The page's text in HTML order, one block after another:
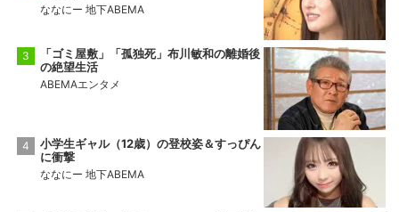
ななにー 地下ABEMA
「ゴミ屋敷」「孤独死」布川敏和の離婚後
の絶望生活
ABEMAエンタメ
小学生ギャル（12歳）の登校姿＆すっぴん
に衝撃
ななにー 地下ABEMA